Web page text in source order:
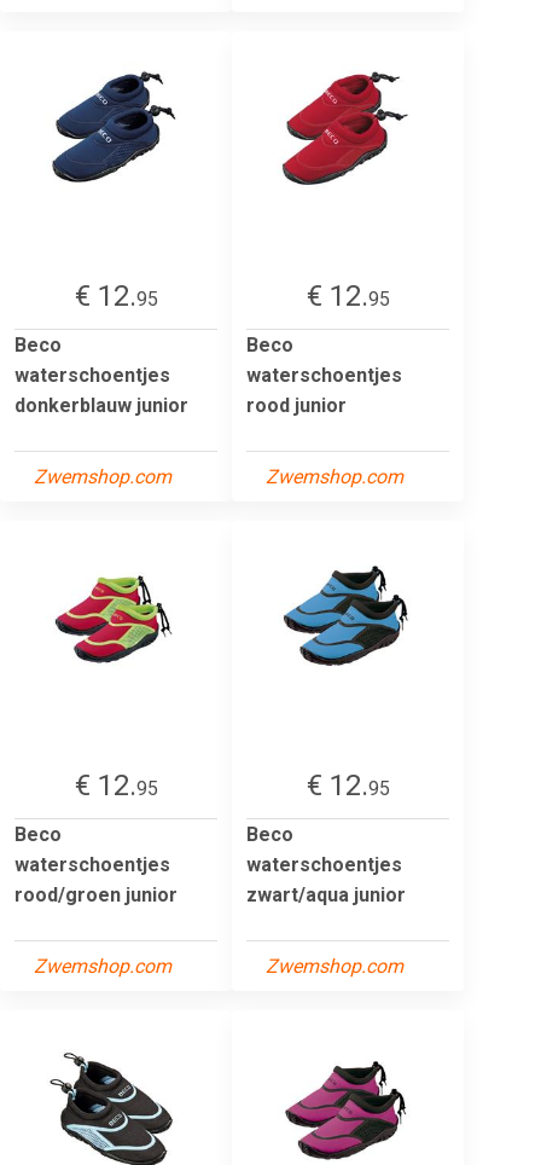
€ 12.95
Beco
waterschoentjes
donkerblauw junior
Zwemshop.com
€ 12.95
Beco
waterschoentjes
rood junior
Zwemshop.com
€ 12.95
Beco
waterschoentjes
rood/groen junior
Zwemshop.com
€ 12.95
Beco
waterschoentjes
zwart/aqua junior
Zwemshop.com